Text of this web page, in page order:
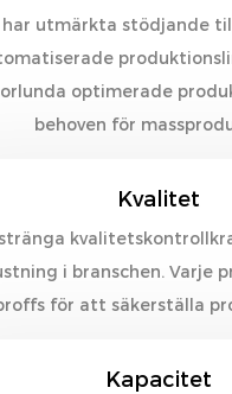
har utmärkta stödjande
optimerade
behoven för
Kvalitet
i branschen. Varje
för att säkerställa
Kapacitet